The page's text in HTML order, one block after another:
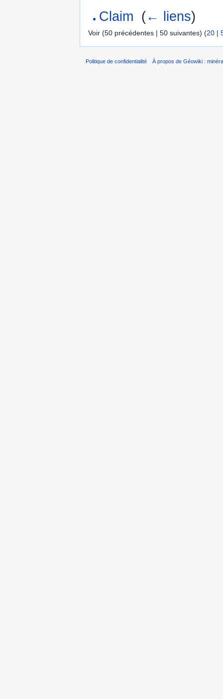
Claim (← liens)
Voir (50 précédentes | 50 suivantes) (20 |
Politique de confidentialité À propos de Géowiki :